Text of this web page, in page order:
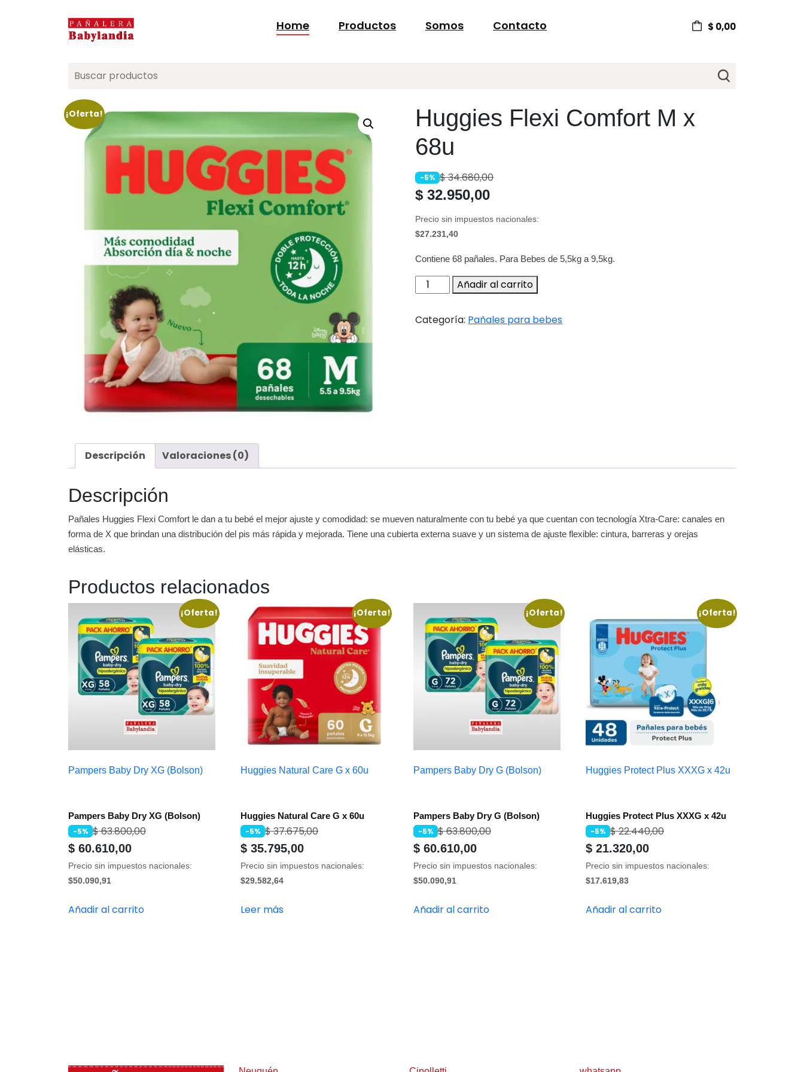
Home Productos Somos Contacto $ 0,00
Search
for:
¡Oferta!
Huggies Flexi Comfort M x
68u
-5% $34.680,00
$ 32.950,00
Precio sin impuestos nacionales:
$27.231,40
Contiene 68 pañales. Para Bebes de 5,5kg a 9,5kg.
Huggies
Flexi
M
Añadir al carrito
Categoría: Pañales para bebes
Descripción Valoraciones (0)
Descripción
Pañales Huggies Flexi Comfort le dan a tu bebé el mejor ajuste y comodidad: se mueven naturalmente con tu bebé ya que cuentan con tecnología Xtra-Care: canales en
forma de X que brindan una distribución del pis más rápida y mejorada. Tiene una cubierta externa suave y un sistema de ajuste flexible: cintura, barreras y orejas
elásticas.
Productos relacionados
¡Oferta!
Pampers Baby Dry XG (Bolson)
Pampers Baby Dry XG (Bolson)
-5% $63.800,00
$ 60.610,00
Precio sin impuestos nacionales:
$50.090,91
Añadir al carrito
¡Oferta!
Huggies Natural Care G x 60u
Huggies Natural Care G x 60u
-5% $37.675,00
$ 35.795,00
Precio sin impuestos nacionales:
$29.582,64
Leer más
¡Oferta!
Pampers Baby Dry G (Bolson)
Pampers Baby Dry G (Bolson)
-5% $63.800,00
$60.610,00
Precio sin impuestos nacionales:
$50.090,91
Añadir al carrito
¡Oferta!
Huggies Protect Plus XXXG x 42u
Huggies Protect Plus XXXG x 42u
-5% $22.440,00
$ 21.320,00
Precio sin impuestos nacionales:
$17.619,83
Añadir al carrito